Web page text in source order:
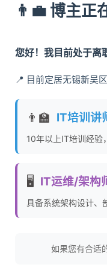
👨‍💼 博主正
您好！我目前处于离
📍 目前定居无锡新吴
👨‍🏫 IT培训讲
10年以上IT培训经验
🖥️ IT运维/架构
具备系统架构设计、
如果您有合适